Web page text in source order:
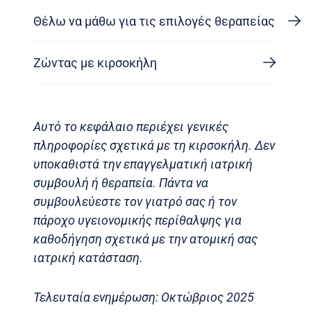
Θέλω να μάθω για τις επιλογές θεραπείας
Ζώντας με κιρσοκήλη
Αυτό το κεφάλαιο περιέχει γενικές
πληροφορίες σχετικά με τη κιρσοκήλη. Δεν
υποκαθιστά την επαγγελματική ιατρική
συμβουλή ή θεραπεία. Πάντα να
συμβουλεύεστε τον γιατρό σας ή τον
πάροχο υγειονομικής περίθαλψης για
καθοδήγηση σχετικά με την ατομική σας
ιατρική κατάσταση.
Τελευταία ενημέρωση: Οκτώβριος 2025